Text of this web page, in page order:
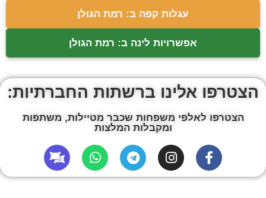
עגלות קפה ב: רמת הגולן
אפשרויות לינה ב: רמת הגולן
הצטרפו אלינו ברשתות החברתיות:
הצטרפו לאלפי משפחות שכבר מטיילות, משתפות
ומקבלות המלצות